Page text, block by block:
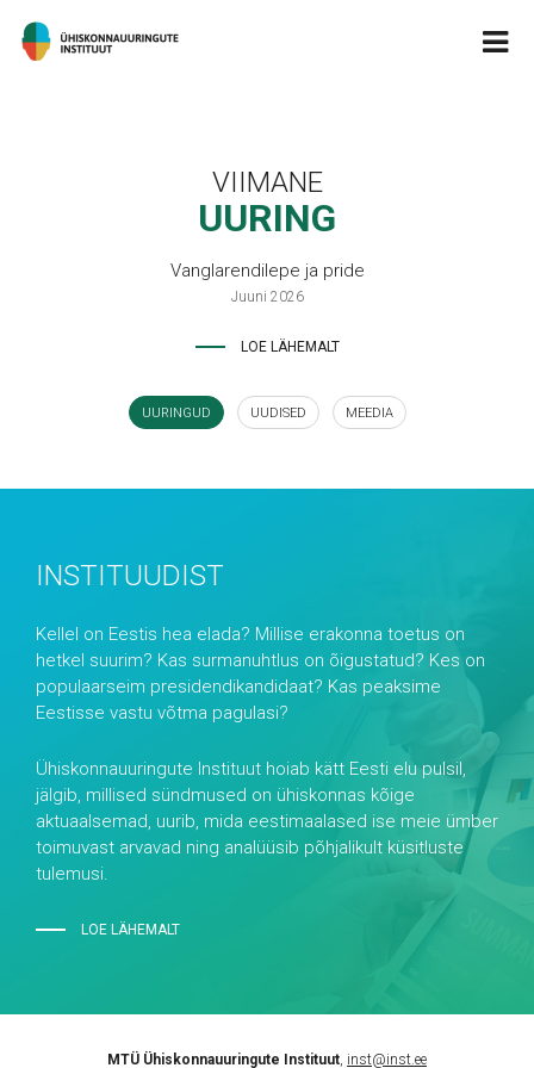
VIIMANE
UURING
Vanglarendilepe ja pride
Juuni 2026
LOE LÄHEMALT
UURINGUD UUDISED MEEDIA
INSTITUUDIST
Kellel on Eestis hea elada? Millise erakonna toetus on
hetkel suurim? Kas surmanuhtlus on õigustatud? Kes on
populaarseim presidendikandidaat? Kas peaksime
Eestisse vastu võtma pagulasi?
Ühiskonnauuringute Instituut hoiab kätt Eesti elu pulsil,
jälgib, millised sündmused on ühiskonnas kõige
aktuaalsemad, uurib, mida eestimaalased ise meie ümber
toimuvast arvavad ning analüüsib põhjalikult küsitluste
tulemusi.
LOE LÄHEMALT
MTÜ Ühiskonnauuringute Instituut, inst@inst.ee